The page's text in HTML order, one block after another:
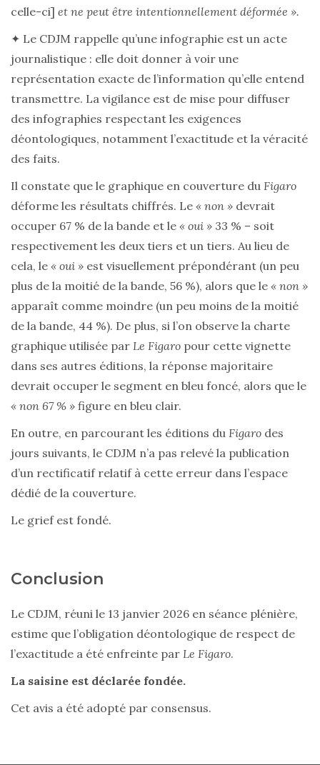
celle-ci] et ne peut être intentionnellement déformée ».
✦ Le CDJM rappelle qu’une infographie est un acte
journalistique : elle doit donner à voir une
représentation exacte de l’information qu’elle entend
transmettre. La vigilance est de mise pour diffuser
des infographies respectant les exigences
déontologiques, notamment l’exactitude et la véracité
des faits.
Il constate que le graphique en couverture du Figaro
déforme les résultats chiffrés. Le « non » devrait
occuper 67 % de la bande et le « oui » 33 % – soit
respectivement les deux tiers et un tiers. Au lieu de
cela, le « oui » est visuellement prépondérant (un peu
plus de la moitié de la bande, 56 %), alors que le « non »
apparaît comme moindre (un peu moins de la moitié
de la bande, 44 %). De plus, si l’on observe la charte
graphique utilisée par Le Figaro pour cette vignette
dans ses autres éditions, la réponse majoritaire
devrait occuper le segment en bleu foncé, alors que le
« non 67 % » figure en bleu clair.
En outre, en parcourant les éditions du Figaro des
jours suivants, le CDJM n’a pas relevé la publication
d’un rectificatif relatif à cette erreur dans l’espace
dédié de la couverture.
Le grief est fondé.
Conclusion
Le CDJM, réuni le 13 janvier 2026 en séance plénière,
estime que l’obligation déontologique de respect de
l’exactitude a été enfreinte par Le Figaro.
La saisine est déclarée fondée.
Cet avis a été adopté par consensus.